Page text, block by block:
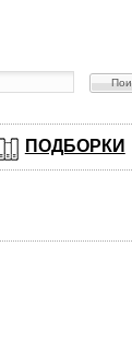
ПОДБОРКИ